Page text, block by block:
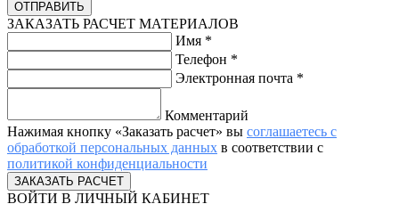
ЗАКАЗАТЬ РАСЧЕТ МАТЕРИАЛОВ
Имя *
Телефон *
Электронная почта *
Комментарий
Нажимая кнопку «Заказать расчет» вы соглашаетесь с
обработкой персональных данных в соответствии с
политикой конфиденциальности
ВОЙТИ В ЛИЧНЫЙ КАБИНЕТ